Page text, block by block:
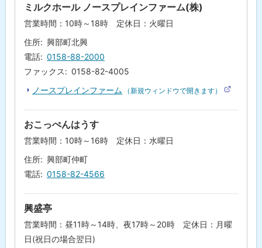
ミルクホール ノースプレインファーム(株)
営業時間：10時～18時 定休日：火曜日
住所
興部町北興
電話
0158-88-2000
ファックス
0158-82-4005
ノースプレインファーム
（新規ウィンドウで開きます）
部
おこっぺんはうす
営業時間：10時～16時 定休日：水曜日
住所
興部町仲町
電話
0158-82-4566
興盛亭
営業時間：昼11時～14時、夜17時～20時 定休日：月曜
日(祝日の場合翌日)